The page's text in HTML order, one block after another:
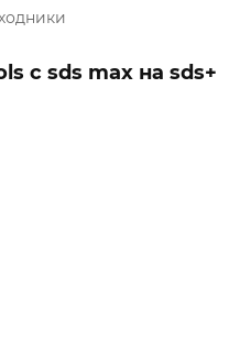
с sds max на sds+